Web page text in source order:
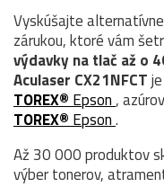
Vyskúšajte alternatívne
zárukou, ktoré vám
výdavky na tlač až o
Aculaser CX21NFCT
TOREX® Epson,
TOREX® Epson.
Až 30 000 produktov
výber tonerov,